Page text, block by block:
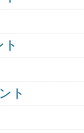
ト